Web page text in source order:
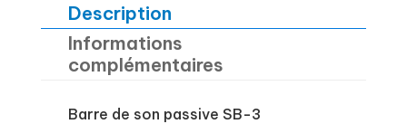
Description
Informations
complémentaires
Barre de son passive SB-3